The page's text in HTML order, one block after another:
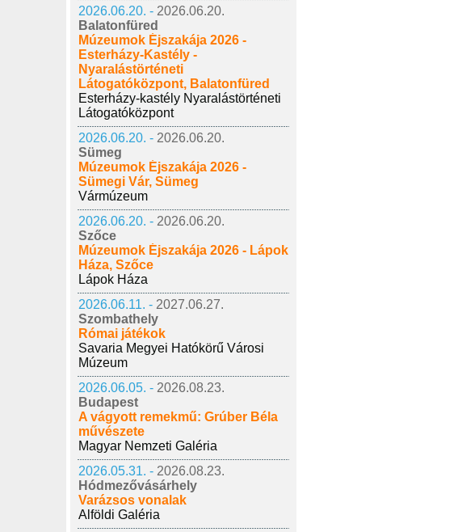
2026.06.20. - 2026.06.20.
Balatonfüred
Múzeumok Éjszakája 2026 -
Esterházy-Kastély -
Nyaralástörténeti
Látogatóközpont, Balatonfüred
Esterházy-kastély Nyaralástörténeti
Látogatóközpont
2026.06.20. - 2026.06.20.
Sümeg
Múzeumok Éjszakája 2026 -
Sümegi Vár, Sümeg
Vármúzeum
2026.06.20. - 2026.06.20.
Szőce
Múzeumok Éjszakája 2026 - Lápok
Háza, Szőce
Lápok Háza
2026.06.11. - 2027.06.27.
Szombathely
Római játékok
Savaria Megyei Hatókörű Városi
Múzeum
2026.06.05. - 2026.08.23.
Budapest
A vágyott remekmű: Grúber Béla
művészete
Magyar Nemzeti Galéria
2026.05.31. - 2026.08.23.
Hódmezővásárhely
Varázsos vonalak
Alföldi Galéria